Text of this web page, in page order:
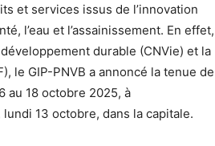
et services issus de l’innovation
l’eau et l’assainissement. En effet,
durable (CNVie) et la
le GIP-PNVB a annoncé la tenue de
au 18 octobre 2025, à
13 octobre, dans la capitale.